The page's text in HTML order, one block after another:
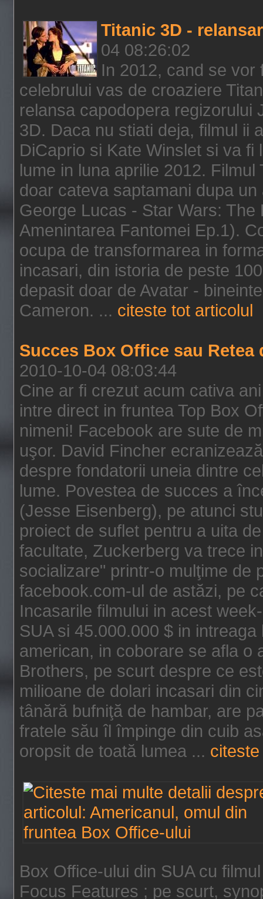
Titanic 3D -
04 08:26:02
In 2012, cand se
celebrului vas de croaziere
relansa capodopera regizorului
3D. Daca nu stiati deja, filmul ii
DiCaprio si Kate Winslet si va
lume in luna aprilie 2012.
doar cateva saptamani dupa
George Lucas - Star Wars:
Amenintarea Fantomei Ep.1).
ocupa de transformarea in
incasari, din istoria de peste
depasit doar de Avatar -
Cameron. ... citeste tot articolul
Succes Box Office sau Retea
2010-10-04 08:03:44
Cine ar fi crezut acum cativa
intre direct in fruntea Top Box
nimeni! Facebook are sute de
uşor. David Fincher
despre fondatorii uneia dintre
lume. Povestea de succes a
(Jesse Eisenberg), pe atunci
proiect de suflet pentru a uita
facultate, Zuckerberg va trece
socializare" printr-o mulţime de
facebook.com-ul de astăzi, pe
Incasarile filmului in acest
SUA si 45.000.000 $ in
american, in coborare se afla o
Brothers, pe scurt despre ce
milioane de dolari incasari din
tânără bufniţă de hambar, are
fratele său îl împinge din cuib
oropsit de toată lumea ...
Box Office-ului din SUA cu
Focus Features ; pe scurt,